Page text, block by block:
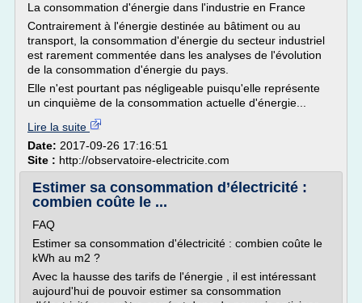
La consommation d'énergie dans l'industrie en France
Contrairement à l'énergie destinée au bâtiment ou au
transport, la consommation d'énergie du secteur industriel
est rarement commentée dans les analyses de l'évolution
de la consommation d'énergie du pays.
Elle n'est pourtant pas négligeable puisqu'elle représente
un cinquième de la consommation actuelle d'énergie...
Lire la suite
Date: 2017-09-26 17:16:51
Site : http://observatoire-electricite.com
Estimer sa consommation d’électricité :
combien coûte le ...
FAQ
Estimer sa consommation d'électricité : combien coûte le
kWh au m2 ?
Avec la hausse des tarifs de l'énergie , il est intéressant
aujourd'hui de pouvoir estimer sa consommation